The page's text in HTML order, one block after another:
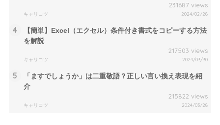
231687 views
キャリコツ 2024/02/28
4
【簡単】Excel（エクセル）条件付き書式をコピーする方法
を解説
217503 views
キャリコツ 2024/03/30
5
「ますでしょうか」は二重敬語？正しい言い換え表現を紹
介
215822 views
キャリコツ 2024/03/28